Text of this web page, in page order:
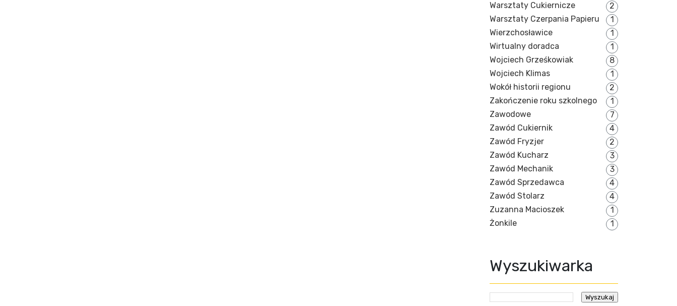
Warsztaty Cukiernicze
2
Warsztaty Czerpania Papieru
1
Wierzchosławice
1
Wirtualny doradca
1
Wojciech Grześkowiak
8
Wojciech Klimas
1
Wokół historii regionu
2
Zakończenie roku szkolnego
1
Zawodowe
7
Zawód Cukiernik
4
Zawód Fryzjer
2
Zawód Kucharz
3
Zawód Mechanik
3
Zawód Sprzedawca
4
Zawód Stolarz
4
Zuzanna Macioszek
1
Żonkile
1
Wyszukiwarka